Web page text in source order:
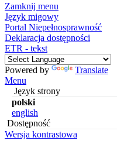
Zamknij menu
Język migowy
Portal Niepełnosprawność
Deklaracja dostępności
ETR - tekst
Powered by
Translate
Menu
Język strony
polski
english
Dostępność
Wersja kontrastowa